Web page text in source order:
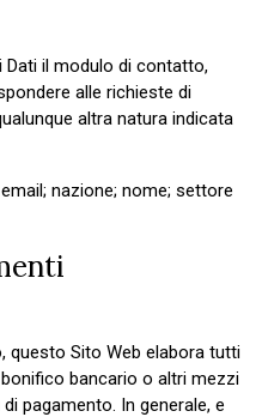
Dati il modulo di contatto,
alle richieste di
altra natura indicata
nazione; nome; settore
questo Sito Web elabora tutti
bancario o altri mezzi
pagamento. In generale, e